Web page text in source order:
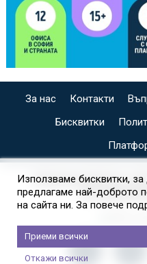
За нас Контакти
Бисквитки
СПЕЦИАЛИЗИРАН
Използваме бисквитки,
предлагаме най-доброто
на сайта ни. За повече
Приеми всички
Откажи всички